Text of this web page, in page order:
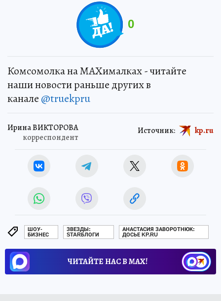
0
Комсомолка на MAXималках - читайте
наши новости раньше других в
канале @truekpru
Ирина ВИКТОРОВА
корреспондент
Источник: kp.ru
ШОУ-
БИЗНЕС
ЗВЕЗДЫ:
STARБЛОГИ
АНАСТАСИЯ ЗАВОРОТНЮК:
ДОСЬЕ KP.RU
ЧИТАЙТЕ НАС В МАХ!